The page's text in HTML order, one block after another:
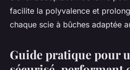
facilite la polyvalence et
chaque scie à bûches adaptée
Guide pratique pour